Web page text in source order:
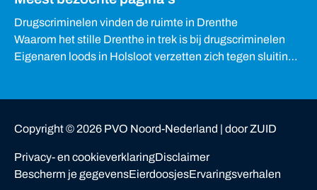
Drugscriminelen vinden de ruimte in Drenthe
Waarom het stille Drenthe in trek is bij drugscriminelen
Eigenaren loods in Holsloot verzetten zich tegen sluiting
Copyright © 2026 PVO Noord-Nederland | door ZUID
Privacy- en cookieverklaringDisclaimer
Bescherm je gegevensEierdoosjesErvaringsverhalen